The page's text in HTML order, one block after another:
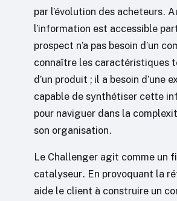
par l’évolution des acheteurs.
l’information est accessible
prospect n’a pas besoin d’un
connaître les caractéristiques
d’un produit ; il a besoin d’une
capable de synthétiser cette
pour naviguer dans la
son organisation.
Le Challenger agit comme un
catalyseur. En provoquant la
aide le client à construire un